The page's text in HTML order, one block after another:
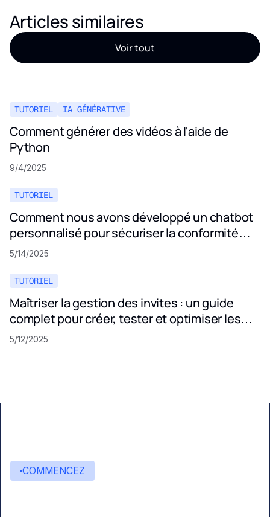
Articles similaires
Voir tout
TUTORIEL IA GÉNÉRATIVE
Comment générer des vidéos à l'aide de
Python
9/4/2025
TUTORIEL
Comment nous avons développé un chatbot
personnalisé pour sécuriser la conformité
aux politiques de confidentialité
5/14/2025
TUTORIEL
Maîtriser la gestion des invites : un guide
complet pour créer, tester et optimiser les
invites LLM
5/12/2025
COMMENCEZ